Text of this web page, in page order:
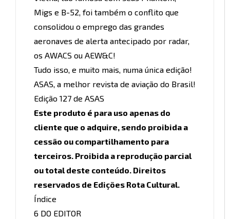
Migs e B-52, foi também o conflito que
consolidou o emprego das grandes
aeronaves de alerta antecipado por radar,
os AWACS ou AEW&C!
Tudo isso, e muito mais, numa única edição!
ASAS, a melhor revista de aviação do Brasil!
Edição 127 de ASAS
Este produto é para uso apenas do
cliente que o adquire, sendo proibida a
cessão ou compartilhamento para
terceiros. Proibida a reprodução parcial
ou total deste conteúdo. Direitos
reservados de Edições Rota Cultural.
Índice
6 DO EDITOR